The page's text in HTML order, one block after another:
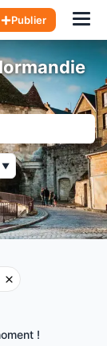
Publier
▼
!